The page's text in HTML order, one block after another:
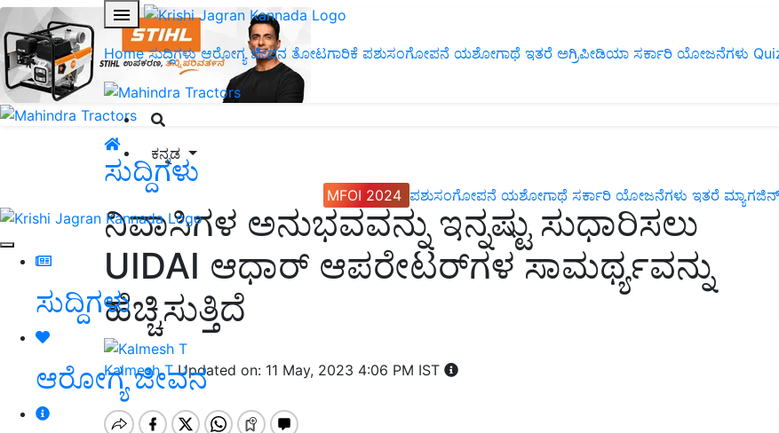
Home ಸುದ್ದಿಗಳು ಆರೋಗ್ಯ ಜೀವನ ತೋಟಗಾರಿಕೆ ಪಶುಸಂಗೋಪನೆ ಯಶೋಗಾಥೆ ಇತರೆ ಅಗ್ರಿಪೀಡಿಯಾ ಸರ್ಕಾರಿ ಯೋಜನೆಗಳು
ಕನ್ನಡ
MFOI 2024 ಪಶುಸಂಗೋಪನೆ ಯಶೋಗಾಥೆ ಸರ್ಕಾರಿ ಯೋಜನೆಗಳು ಇತರೆ ಮ್ಯಾಗಜಿನ್‌
ಸುದ್ದಿಗಳು
ಆರೋಗ್ಯ ಜೀವನ
ಸುದ್ದಿಗಳು
ನಿವಾಸಿಗಳ ಅನುಭವವನ್ನು ಇನ್ನಷ್ಟು ಸುಧಾರಿಸಲು
UIDAI ಆಧಾರ್ ಆಪರೇಟರ್‌ಗಳ ಸಾಮರ್ಥ್ಯವನ್ನು
ಹೆಚ್ಚಿಸುತ್ತಿದೆ
Kalmesh TUpdated on: 11 May, 2023 4:06 PM IST